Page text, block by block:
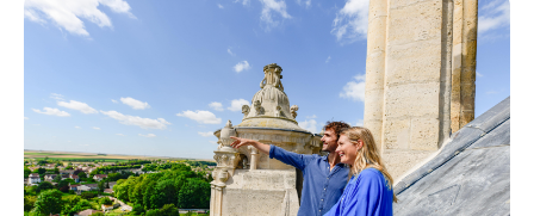
Charmante steegjes, gezellige pleintjes en lokale ambachten
geven de toon aan bij het ontdekken van deze schatten van
het regionale erfgoed. Van april tot oktober, tijdens de
‘Dimanches de Caractère’®, kunt u een kijkje nemen op soms
onbekende plekken en u laten rondleiden tijdens bezoeken
vol ontmoetingen en lokale smaken.